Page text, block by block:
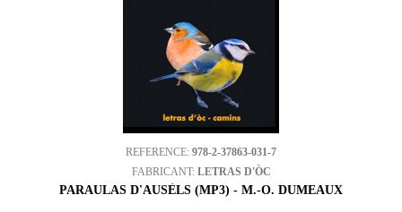
REFERENCE: 978-2-37863-031-7
FABRICANT: LETRAS D'ÒC
PARAULAS D'AUSÈLS (MP3) - M.-O. DUMEAUX